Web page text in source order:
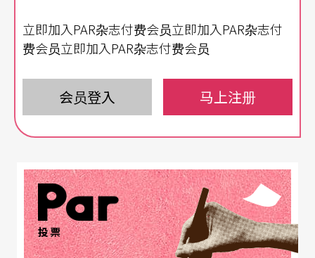
显现出来。碧娜似乎对这种文化差异颇感兴趣。每
当她想听听答案，就会走到我们这一排舞者的中
央，面对大家。我们拥有不同的国籍，但透过这些
回答，三个月下来彼此竟然还可以沟通起来。
到自己仍未达到炉火纯靑的地步。偶而，碧娜会问
一些如「妳悲伤的时候，会有什么表情？」或「你
高兴的时候，会有什么样表情？」的问题。记得从
过去到现在我们被问了好多次，而十年前跟现在的
立即加入PAR杂志付费会员立即加入PAR杂志付
费会员立即加入PAR杂志付费会员
会员登入 马上注册
投票